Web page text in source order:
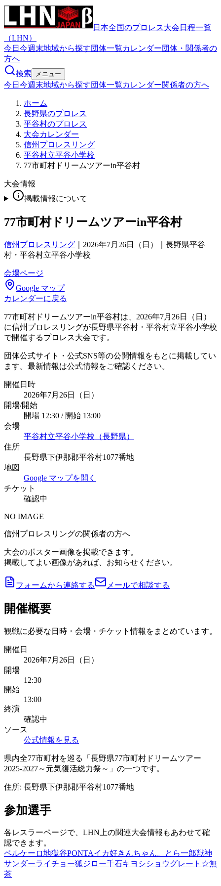
日本全国のプロレス大会日程一覧
（LHN）
今日 今週末地域から探す団体一覧カレンダー団体・関係者の
方へ
検索
メニュー
今日 今週末地域から探す団体一覧カレンダー関係者の方へ
ホーム
長野県のプロレス
平谷村のプロレス
大会カレンダー
信州プロレスリング
平谷村立平谷小学校
77市町村ドリームツアーin平谷村
大会情報
掲載情報について
77市町村ドリームツアーin平谷村
信州プロレスリング
2026年7月26日（日）｜長野県平谷
村・平谷村立平谷小学校
会場ページ
Google マップ
カレンダーに戻る
77市町村ドリームツアーin平谷村は、2026年7月26日（日）
に信州プロレスリングが長野県平谷村・平谷村立平谷小学校
で開催するプロレス大会です。
団体公式サイト・公式SNS等の公開情報をもとに掲載してい
ます。最新情報は公式情報をご確認ください。
開催日時
2026年7月26日（日）
開場/開始
開場 12:30 / 開始 13:00
会場
平谷村立平谷小学校（長野県）
住所
長野県下伊那郡平谷村1077番地
地図
Google マップを開く
チケット
確認中
NO IMAGE
信州プロレスリングの関係者の方へ
大会のポスター画像を掲載できます。
掲載してよい画像があれば、お知らせください。
フォームから連絡する メールで相談する
開催概要
観戦に必要な日時・会場・チケット情報をまとめています。
開催日
2026年7月26日（日）
開場
12:30
開始
13:00
終演
確認中
ソース
公式情報を見る
県内全77市町村を巡る「長野県77市町村ドリームツアー
2025-2027～元気復活総力祭～」の一つです。
住所: 長野県下伊那郡平谷村1077番地
参加選手
各レスラーページで、LHN上の関連大会情報もあわせて確
認できます。
ペルケーロ地獄谷PONTAイカ好きんちゃん。 とら一郎獣神
サンダーライチョー狐ジロー千石キヨシショウグレート☆無
茶